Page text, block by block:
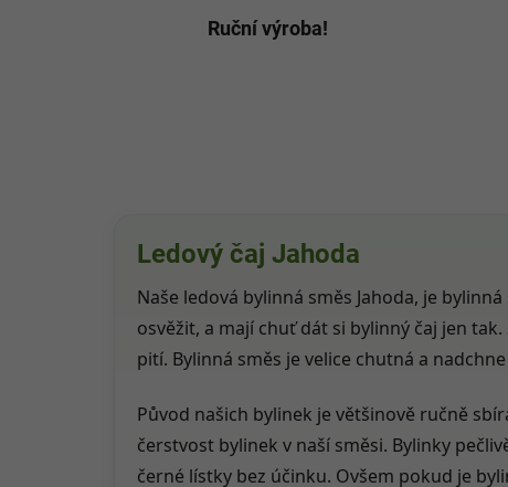
Ruční výroba!
Ledový čaj Jahoda
Naše ledová bylinná směs Jahoda, je
osvěžit, a mají chuť dát si bylinný čaj jen
pití. Bylinná směs je velice chutná a
Původ našich bylinek je většinově ručně
čerstvost bylinek v naší směsi. Bylinky
černé lístky bez účinku. Ovšem pokud je